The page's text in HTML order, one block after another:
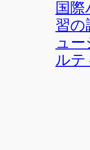
国
習
ュ
ル